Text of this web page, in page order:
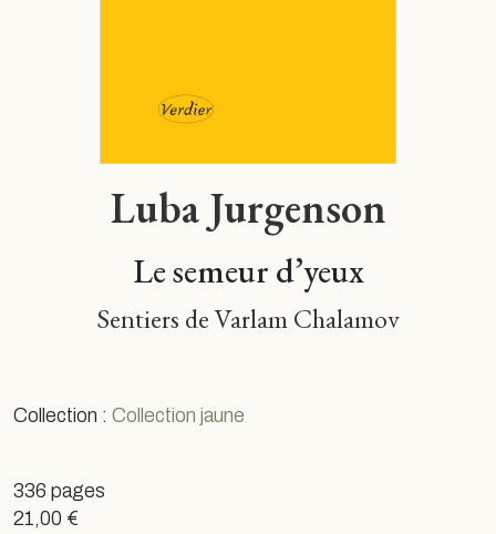
Luba Jurgenson
Le semeur d’yeux
Sentiers de Varlam Chalamov
Collection : Collection jaune
336 pages
21,00 €